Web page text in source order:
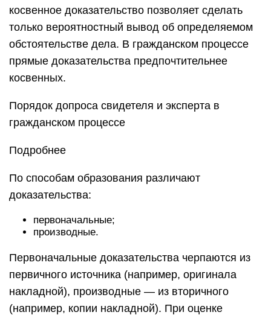
косвенное доказательство позволяет сделать
только вероятностный вывод об определяемом
обстоятельстве дела. В гражданском процессе
прямые доказательства предпочтительнее
косвенных.
Порядок допроса свидетеля и эксперта в
гражданском процессе
Подробнее
По способам образования различают
доказательства:
первоначальные;
производные.
Первоначальные доказательства черпаются из
первичного источника (например, оригинала
накладной), производные — из вторичного
(например, копии накладной). При оценке